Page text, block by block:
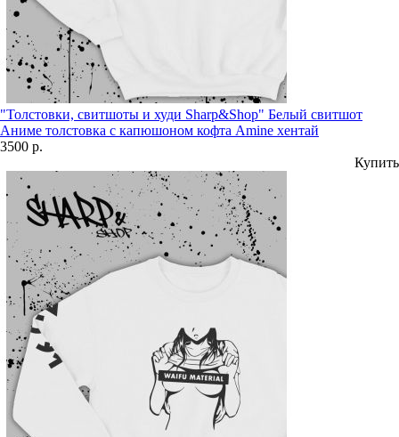
"Толстовки, свитшоты и худи Sharp&Shop" Белый свитшот
Аниме толстовка с капюшоном кофта Amine хентай
3500 р.
Купить